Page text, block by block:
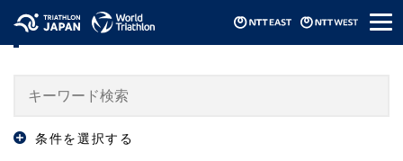
メ
ニ
大会・イベント情報 / Events
条件を選択する